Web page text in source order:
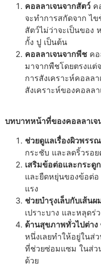
คอลลาเจนจากสัตว์ ค
จะทำการสกัดจาก ไ
สัตว์ไม่ว่าจะเป็นของ
กั้ง ปู เป็นต้น
คอลลาเจนจากพีช ค
มาจากพืชโดยตรงแต่
การสังเคราะห์คอลล
สังเคราะห์ของคอลล
บทบาทหน้าที่ของคอลลาเจ
ช่วยดูแลเรื่องผิวพรรณ
กระชับ และลดริ้วรอ
เสริมข้อต่อและกระดู
และยืดหยุ่นของข้อต่อ
แรง
ช่วยบำรุงเล็บกับเส้นผ
เปราะบาง และหลุดร่ว
ด้านสุขภาพทั่วไปต่าง
หนึ่งเลยทำให้อยู่ในส่
ที่ช่วยซ่อมแซม ในส่ว
ด้วย